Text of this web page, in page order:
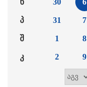
პ
შ
კ
31
1
2
7
8
9